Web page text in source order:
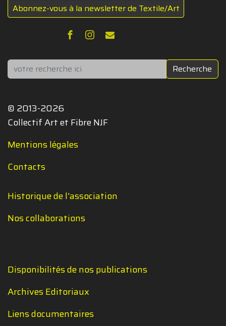
Abonnez-vous à la newsletter de Textile/Art
Rechercher Recherche
© 2013-2026
Collectif Art et Fibre NJF
Mentions légales
Contacts
Historique de l'association
Nos collaborations
Disponibilités de nos publications
Archives Editoriaux
Liens documentaires